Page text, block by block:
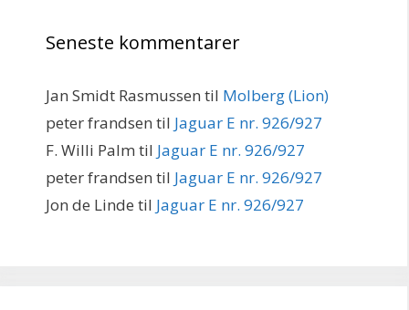
Seneste kommentarer
Jan Smidt Rasmussen til Molberg (Lion)
peter frandsen til Jaguar E nr. 926/927
F. Willi Palm til Jaguar E nr. 926/927
peter frandsen til Jaguar E nr. 926/927
Jon de Linde til Jaguar E nr. 926/927